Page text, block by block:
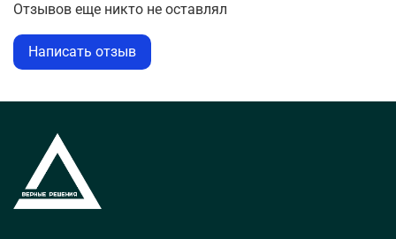
Отзывов еще никто не оставлял
Написать отзыв